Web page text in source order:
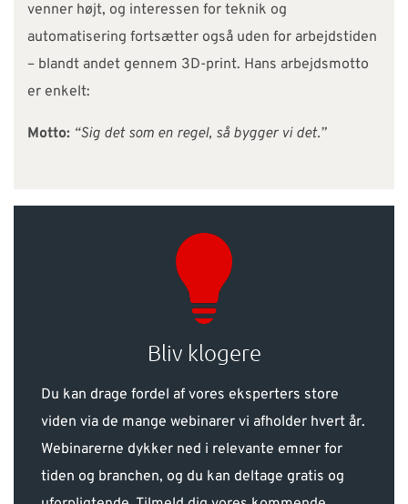
venner højt, og interessen for teknik og
automatisering fortsætter også uden for arbejdstiden
– blandt andet gennem 3D-print. Hans arbejdsmotto
er enkelt:
Motto: “Sig det som en regel, så bygger vi det.”
Bliv klogere
Du kan drage fordel af vores eksperters store
viden via de mange webinarer vi afholder hvert år.
Webinarerne dykker ned i relevante emner for
tiden og branchen, og du kan deltage gratis og